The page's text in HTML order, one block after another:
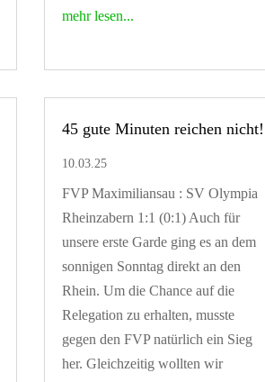
mehr lesen...
45 gute Minuten reichen nicht!
10.03.25
FVP Maximiliansau : SV Olympia
Rheinzabern 1:1 (0:1) Auch für
unsere erste Garde ging es an dem
sonnigen Sonntag direkt an den
Rhein. Um die Chance auf die
Relegation zu erhalten, musste
gegen den FVP natürlich ein Sieg
her. Gleichzeitig wollten wir